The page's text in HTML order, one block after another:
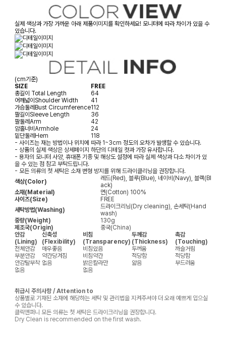
실제 색상과 가장 가까운 아래 제품이미지를 확인하세요! 모니터에 따라 차이가 있을 수
있습니다.
(cm기준)
SIZE
FREE
총길이 Total Length
64
어깨넓이Shoulder Width
41
가슴둘레Bust Circumference112
팔길이Sleeve Length
36
팔둘레Arm
42
암홀너비Armhole
24
밑단둘레Hem
118
- 사이즈는 재는 방법이나 위치에 따라 1~3cm 정도의 오차가 발생할 수 있습니다.
- 상품의 실제 색상은 상세페이지 하단의 디테일 컷과 가장 유사합니다.
- 용자의 모니터 사양, 휴대폰 기종 및 해상도 설정에 따라 실제 색상과 다소 차이가 있
을 수 있는 점 참고 부탁드립니다.
- 모든 의류의 첫 세탁은 소재 변형 방지를 위해 드라이클리닝을 권장합니다.
색상(Color)
레드(Red), 블루(Blue), 네이비(Navy), 블랙(Bl
ack)
소재(Material)
면(Cotton) 100%
사이즈(Size)
FREE
세탁방법(Washing)
드라이크리닝(Dry cleaning), 손세탁(Hand
wash)
중량(Weight)
130g
제조국(Origin)
중국(China)
안감
(Lining)
신축성
(Flexibility)
비침
(Transparency)
두께감
(Thickness)
촉감
(Touching)
전체안감
매우좋음 비침있음 두꺼움
까슬거림
부분안감
약간당겨짐 비침약간 적당함
적당함
안감탈부착 없음 밝은칼라만 얇음
부드러움
없음
없음
취급시 주의사항 / Attention to
상품별로 기재된 소재에 해당하는 세탁 및 관리법을 지켜주셔야 더 오래 예쁘게 입으실
수 있습니다.
클릭앤퍼니 모든 의류는 첫 세탁은 드라이크리닝을 권장합니다.
Dry Clean is recommended on the first wash.